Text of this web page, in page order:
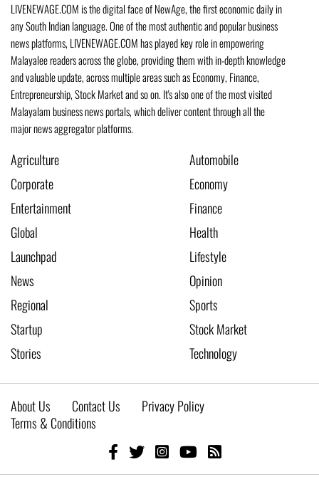
LIVENEWAGE.COM is the digital face of NewAge, the first economic daily in
any South Indian language. One of the most authentic and popular business
news platforms, LIVENEWAGE.COM has played key role in empowering
Malayalee readers across the globe, providing them with in-depth knowledge
and valuable update, across multiple areas such as Economy, Finance,
Entrepreneurship, Stock Market and so on. It's also one of the most visited
Malayalam business news portals, which deliver content through all the
major news aggregator platforms.
Agriculture
Automobile
Corporate
Economy
Entertainment
Finance
Global
Health
Launchpad
Lifestyle
News
Opinion
Regional
Sports
Startup
Stock Market
Stories
Technology
About Us Contact Us
Privacy Policy
Terms & Conditions